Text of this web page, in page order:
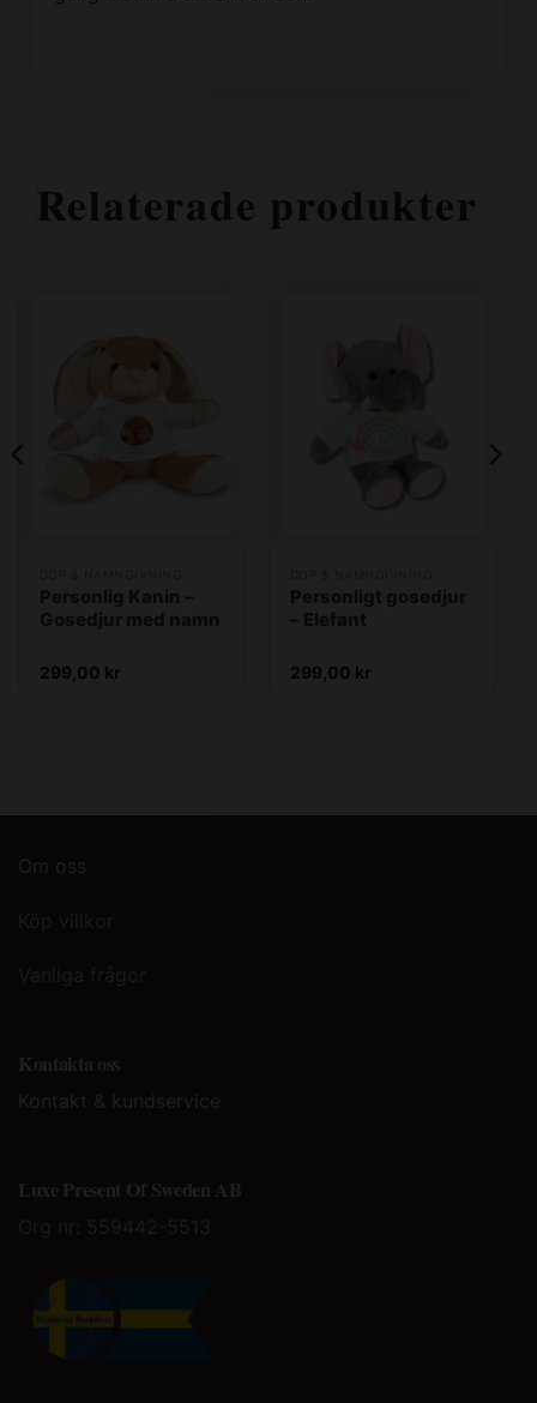
Relaterade produkter
Personlig Kanin –
Gosedjur med namn
299,00 kr
Personligt gosedjur
– Elefant
299,00 kr
Om oss
Kontakta oss
Kontakt & kundservice
Luxe Present Of Sweden AB